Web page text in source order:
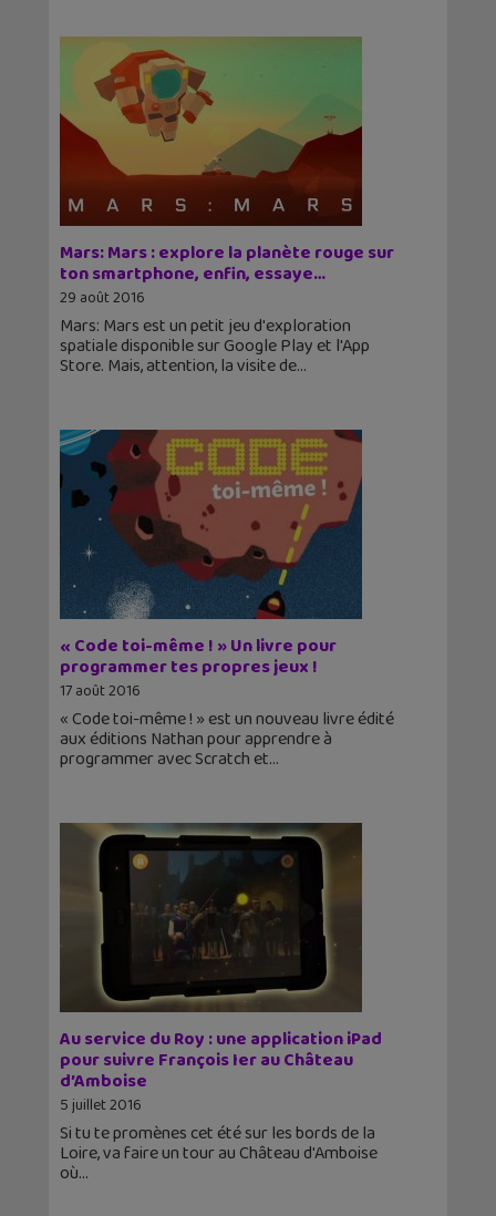
Mars: Mars : explore la planète rouge sur
ton smartphone, enfin, essaye…
29 août 2016
Mars: Mars est un petit jeu d'exploration
spatiale disponible sur Google Play et l'App
Store. Mais, attention, la visite de
« Code toi-même ! » Un livre pour
programmer tes propres jeux !
17 août 2016
« Code toi-même ! » est un nouveau livre édité
aux éditions Nathan pour apprendre à
programmer avec Scratch et
Au service du Roy : une application iPad
pour suivre François Ier au Château
d’Amboise
5 juillet 2016
Si tu te promènes cet été sur les bords de la
Loire, va faire un tour au Château d'Amboise
où